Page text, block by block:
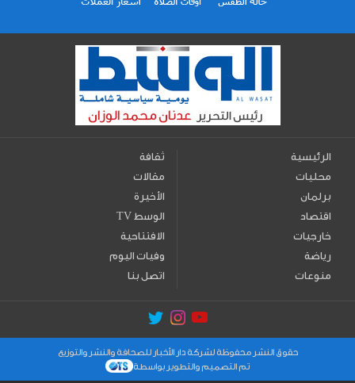
الرئيسية
محليات
برلمان
اقتصاد
خارجيات
رياضة
منوعات
ثقافة
مقالات
الأخيرة
TV الوسط
الافتتاحية
وفيات اليوم
اتصل بنا
حقوق النشر محفوظة لشركة دار الأخبار للصحافة والنشر والتوزيع
تم التصميم والتطوير بواسطة